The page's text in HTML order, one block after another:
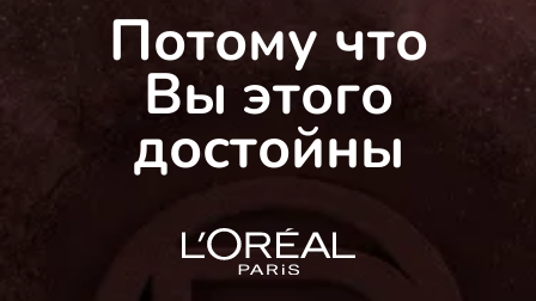
Потому что
Вы этого
достойны